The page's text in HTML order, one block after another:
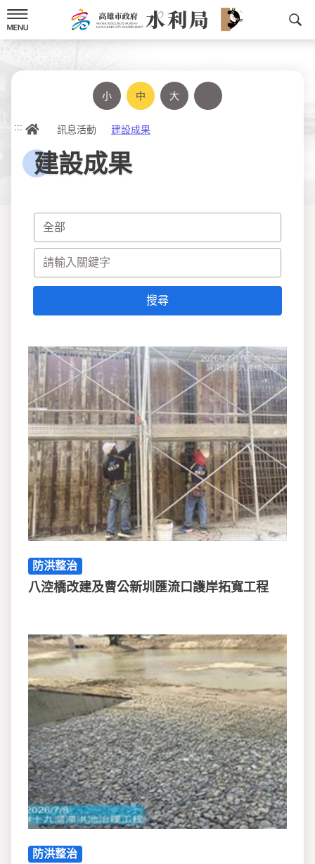
到
主
要
小 中 大
::: 首頁訊息活動 建設成果
建設成果
防洪整治
八涳橋改建及曹公新圳匯流口護岸拓寬工程
防洪整治